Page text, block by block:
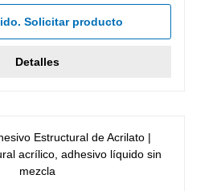
Solicitar producto
Detalles